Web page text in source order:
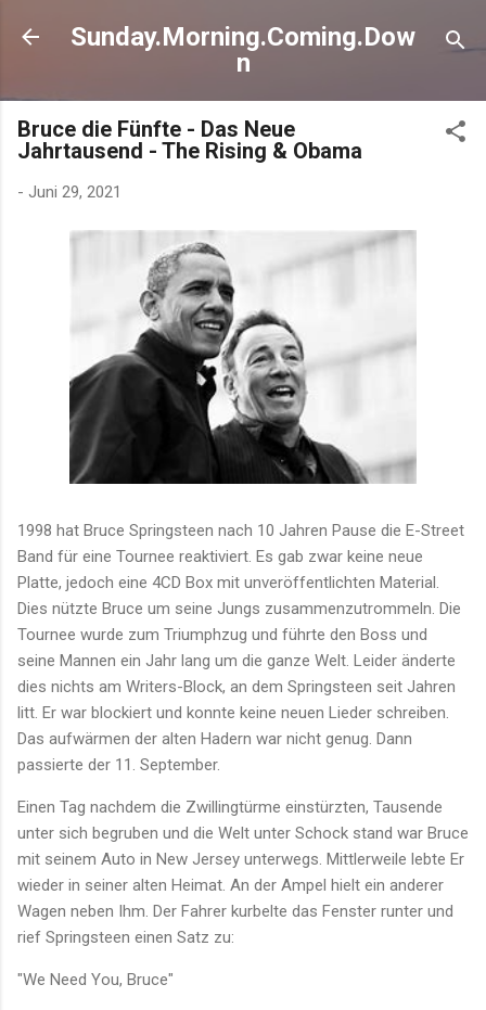
Direkt zum Hauptbereich
Sunday.Morning.Coming.Dow
n
Bruce die Fünfte - Das Neue
Jahrtausend - The Rising & Obama
- Juni 29, 2021
1998 hat Bruce Springsteen nach 10 Jahren Pause die E-Street
Band für eine Tournee reaktiviert. Es gab zwar keine neue
Platte, jedoch eine 4CD Box mit unveröffentlichten Material.
Dies nützte Bruce um seine Jungs zusammenzutrommeln. Die
Tournee wurde zum Triumphzug und führte den Boss und
seine Mannen ein Jahr lang um die ganze Welt. Leider änderte
dies nichts am Writers-Block, an dem Springsteen seit Jahren
litt. Er war blockiert und konnte keine neuen Lieder schreiben.
Das aufwärmen der alten Hadern war nicht genug. Dann
passierte der 11. September.
Einen Tag nachdem die Zwillingtürme einstürzten, Tausende
unter sich begruben und die Welt unter Schock stand war Bruce
mit seinem Auto in New Jersey unterwegs. Mittlerweile lebte Er
wieder in seiner alten Heimat. An der Ampel hielt ein anderer
Wagen neben Ihm. Der Fahrer kurbelte das Fenster runter und
rief Springsteen einen Satz zu:
"We Need You, Bruce"